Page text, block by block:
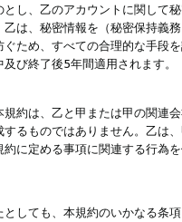
し、乙のアカウントに関して
は、秘密情報を（秘密保持義
ため、すべての合理的な手段
び終了後5年間適用されます。
約は、乙と甲または甲の関連
るものではありません。乙は
に定める事項に関連する行為
しても、本規約のいかなる条